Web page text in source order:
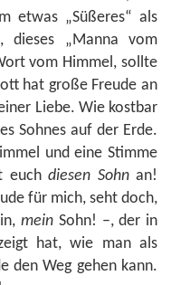
etwas „Süßeres“ als
dieses „Manna vom
vom Himmel, sollte
hat große Freude an
Liebe. Wie kostbar
Sohnes auf der Erde.
und eine Stimme
euch diesen Sohn an!
für mich, seht doch,
mein Sohn! –, der in
hat, wie man als
den Weg gehen kann.